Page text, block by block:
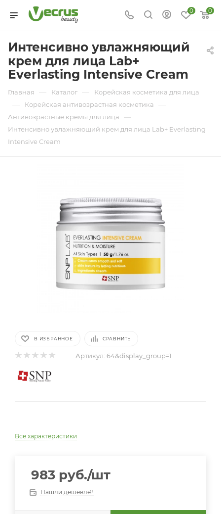
0 0
Интенсивно увлажняющий
крем для лица Lab+
Everlasting Intensive Cream
Главная — Каталог — Корейская косметика для лица
— Корейская антивозрастная косметика —
Антивозрастные кремы для лица —
Интенсивно увлажняющий крем для лица Lab+ Everlasting
Intensive Cream
В ИЗБРАННОЕ СРАВНИТЬ
Артикул: 64&display_group=1
Все характеристики
983 руб./шт
Нашли дешевле?